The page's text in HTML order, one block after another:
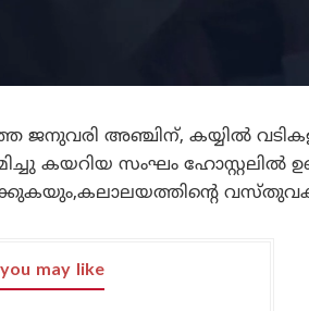
ജനുവരി അഞ്ചിന്, കയ്യിൽ
കയറിയ സംഘം ഹോസ്റ്റലിൽ
may like